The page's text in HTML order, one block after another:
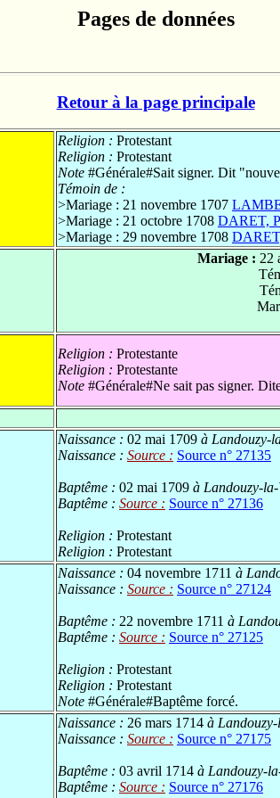
Pages de données
Retour à la page principale
Religion : Protestant
Religion : Protestant
Note #Générale#Sait signer. Dit
Témoin de :
>Mariage : 21 novembre 1707
>Mariage : 21 octobre 1708 DARET,
>Mariage : 29 novembre 1708
Mariage : 22
Religion : Protestante
Religion : Protestante
Note #Générale#Ne sait pas signer.
Naissance : 02 mai 1709 à Landouzy-
Naissance : Source : Source n° 27135
Baptême : 02 mai 1709 à Landouzy-
Baptême : Source : Source n° 27136
Religion : Protestant
Religion : Protestant
Naissance : 04 novembre 1711 à
Naissance : Source : Source n° 27124
Baptême : 22 novembre 1711 à
Baptême : Source : Source n° 27125
Religion : Protestant
Religion : Protestant
Note #Générale#Baptême forcé.
Naissance : 26 mars 1714 à
Naissance : Source : Source n° 27175
Baptême : 03 avril 1714 à Landouzy-
Baptême : Source : Source n° 27176